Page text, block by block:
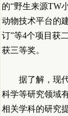
的“野生来源TW
动物技术平台的
订”等4个项目获
获三等奖。
据了解，现
科学等研究领域
相关学科的研究